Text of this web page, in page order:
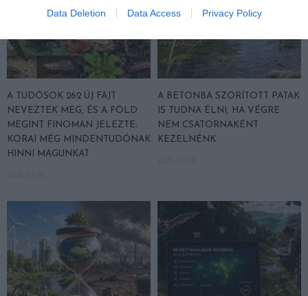
Data Deletion Data Access Privacy Policy
A TUDÓSOK 262 ÚJ FAJT
NEVEZTEK MEG, ÉS A FÖLD
MEGINT FINOMAN JELEZTE:
KORAI MÉG MINDENTUDÓNAK
HINNI MAGUNKAT
A BETONBA SZORÍTOTT PATAK
IS TUDNA ÉLNI, HA VÉGRE
NEM CSATORNAKÉNT
KEZELNÉNK